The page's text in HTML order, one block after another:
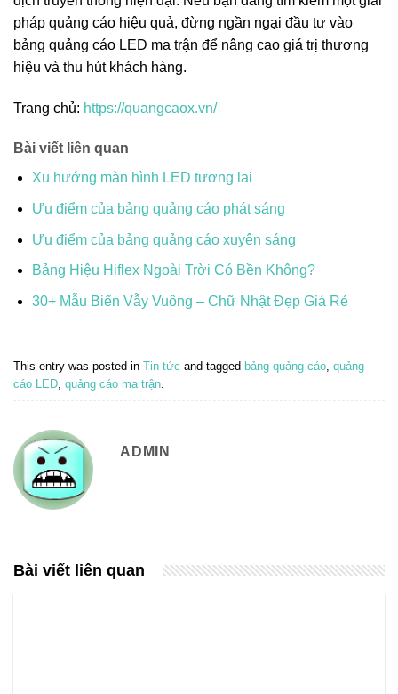
pháp quảng cáo hiệu quả, đừng ngần ngại đầu tư vào
bảng quảng cáo LED ma trận để nâng cao giá trị thương
hiệu và thu hút khách hàng.
Trang chủ: https://quangcaox.vn/
Bài viết liên quan
Xu hướng màn hình LED tương lai
Ưu điểm của bảng quảng cáo phát sáng
Ưu điểm của bảng quảng cáo xuyên sáng
Bảng Hiệu Hiflex Ngoài Trời Có Bền Không?
30+ Mẫu Biển Vẫy Vuông – Chữ Nhật Đẹp Giá Rẻ
This entry was posted in Tin tức and tagged bảng quảng cáo quảng
cáo LED quảng cáo ma trận
ADMIN
Bài viết liên quan